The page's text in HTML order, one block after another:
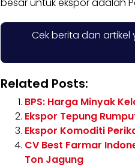
Cek berita dan artikel
Related Posts:
BPS: Harga Minyak
Ekspor Tepung
Ekspor Komoditi
CV Best Farmar
Ton Jagung